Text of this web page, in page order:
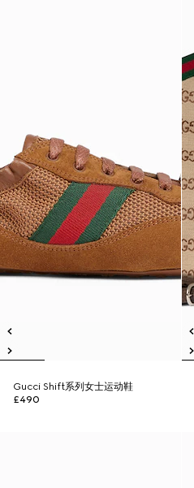
Gucci Shift系列女士运动鞋
£490